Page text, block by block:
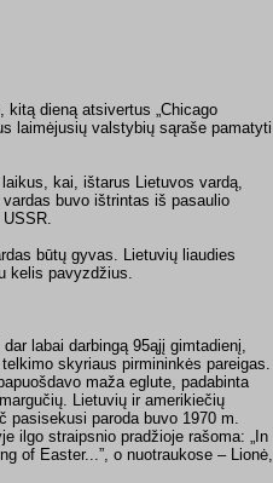
kitą dieną atsivertus „Chicago
laimėjusių valstybių sąraše pamatyti
kai, ištarus Lietuvos vardą,
buvo ištrintas iš pasaulio
būtų gyvas. Lietuvių liaudies
kelis pavyzdžius.
labai darbingą 95ąjį gimtadienį,
skyriaus pirmininkės pareigas.
maža eglute, padabinta
Lietuvių ir amerikiečių
pasisekusi paroda buvo 1970 m.
ilgo straipsnio pradžioje rašoma: „In
of Easter...”, o nuotraukose – Lionė,